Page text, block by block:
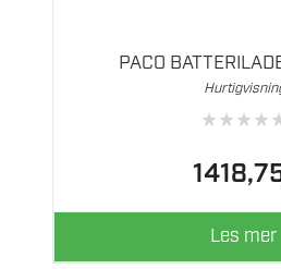
PACO
★★★★
Les mer